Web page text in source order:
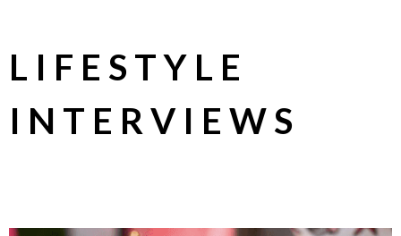
LIFESTYLE
INTERVIEWS